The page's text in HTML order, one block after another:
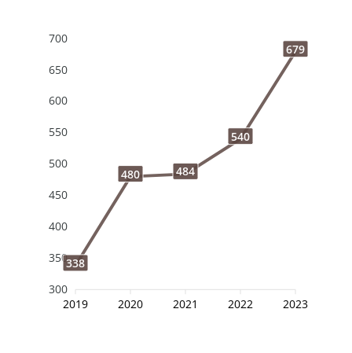
700
650
600
550
500
450
400
350
300
338
480 484
540
679
2019 2020 2021 2022 2023